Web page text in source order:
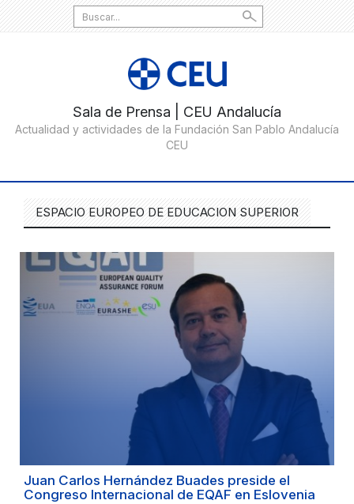
Search
for:
ESPACIO EUROPEO DE EDUCACION SUPERIOR
Juan Carlos Hernández Buades preside el
Congreso Internacional de EQAF en Eslovenia